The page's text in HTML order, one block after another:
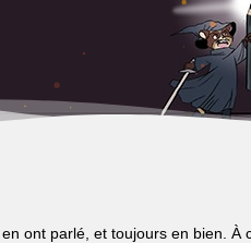
ont parlé, et toujours en bien. À